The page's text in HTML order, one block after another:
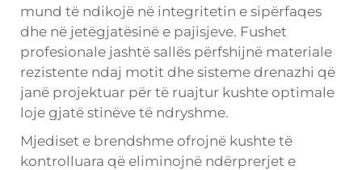
mund të ndikojë në integritetin e sipërfaqes
dhe në jetëgjatësinë e pajisjeve. Fushet
profesionale jashtë sallës përfshijnë materiale
rezistente ndaj motit dhe sisteme drenazhi që
janë projektuar për të ruajtur kushte optimale
loje gjatë stinëve të ndryshme.
Mjediset e brendshme ofrojnë kushte të
kontrolluara që eliminojnë ndërprerjet e